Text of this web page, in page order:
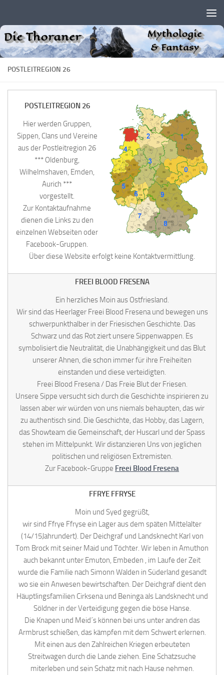
POSTLEITREGION 26
POSTLEITREGION 26
Hier werden Gruppen,
Sippen, Clans und Vereine
aus der Postleitregion 26
*** Oldenburg,
Wilhelmshaven, Emden,
Aurich ***
vorgestellt.
Zur Kontaktaufnahme
dienen die Links zu den
einzelnen Webseiten oder
Facebook-Gruppen.
Über diese Website erfolgt keine Kontaktvermittlung.
FREEI BLOOD FRESENA
Ein herzliches Moin aus Ostfriesland.
Wir sind das Heerlager Freei Blood Fresena und bewegen uns
schwerpunkthalber in der Friesischen Geschichte. Das
Schwarz und das Rot ziert unsere Sippenwappen. Es
symbolisiert die Neutralität, die Unabhängigkeit und das Blut
unserer Ahnen, die schon immer für ihre Freiheiten
einstanden und diese verteidigten.
Freei Blood Fresena / Das Freie Blut der Friesen.
Unsere Sippe versucht sich durch die Geschichte inspirieren zu
lassen aber wir würden von uns niemals behaupten, das wir
zu authentisch sind. Die Geschichte, das Hobby, das Lagern,
das Showteam die Gemeinschaft, der Huscarl und der Spass
stehen im Mittelpunkt. Wir distanzieren Uns von jeglichen
politischen und religiösen Extremisten.
Zur Facebook-Gruppe Freei Blood Fresena
FFRYE FFRYSE
Moin und Syed gegrüßt,
wir sind Ffrye Ffryse ein Lager aus dem späten Mittelalter
(14/15Jahrundert). Der Deichgraf und Landsknecht Karl von
Tom Brock mit seiner Maid und Töchter. Wir leben in Amuthon
auch bekannt unter Emuton, Embeden , im Laufe der Zeit
wurde die Familie nach Simonn Walden in Süderland gesandt
wo sie ein Anwesen bewirtschaften. Der Deichgraf dient den
Häuptlingsfamilien Cirksena und Beninga als Landsknecht und
Söldner in der Verteidigung gegen die böse Hanse.
Die Knapen und Meid´s können bei uns unter andren das
Armbrust schießen, das kämpfen mit dem Schwert erlernen.
Mit einen aus den Zahlreichen Kriegen erbeuteten
Streitwagen durch die Lande ziehen. Eine Schatzsuche
miterleben und sein Schatz mit nach Hause nehmen.